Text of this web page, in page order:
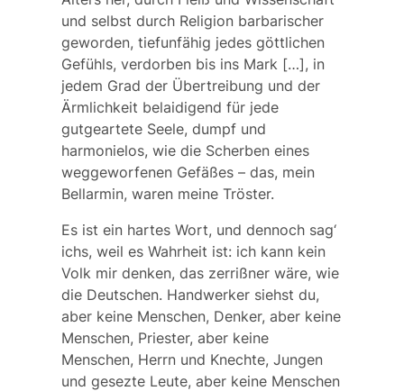
und selbst durch Religion barbarischer
geworden, tiefunfähig jedes göttlichen
Gefühls, verdorben bis ins Mark […], in
jedem Grad der Übertreibung und der
Ärmlichkeit belaidigend für jede
gutgeartete Seele, dumpf und
harmonielos, wie die Scherben eines
weggeworfenen Gefäßes – das, mein
Bellarmin, waren meine Tröster.
Es ist ein hartes Wort, und dennoch sag‘
ichs, weil es Wahrheit ist: ich kann kein
Volk mir denken, das zerrißner wäre, wie
die Deutschen. Handwerker siehst du,
aber keine Menschen, Denker, aber keine
Menschen, Priester, aber keine
Menschen, Herrn und Knechte, Jungen
und gesezte Leute, aber keine Menschen